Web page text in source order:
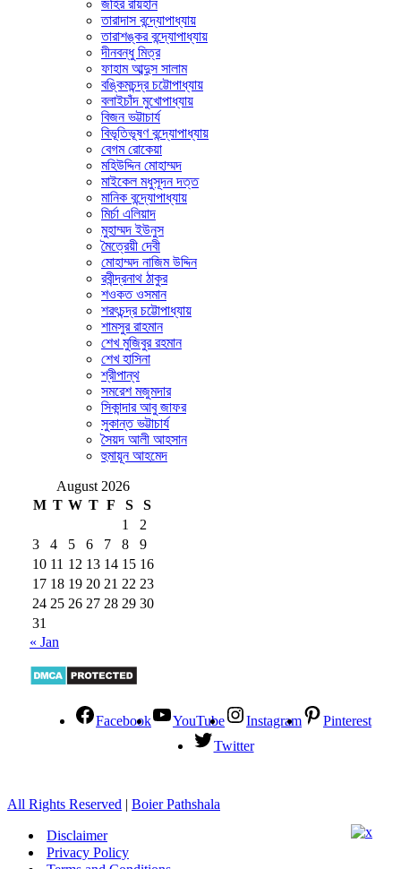
জহির রায়হান
তারাদাস বন্দ্যোপাধ্যায়
তারাশঙ্কর বন্দ্যোপাধ্যায়
দীনবন্ধু মিত্র
ফাহাম আব্দুস সালাম
বঙ্কিমচন্দ্র চট্টোপাধ্যায়
বলাইচাঁদ মুখোপাধ্যায়
বিজন ভট্টাচার্য
বিভূতিভূষণ বন্দ্যোপাধ্যায়
বেগম রোকেয়া
মহিউদ্দিন মোহাম্মদ
মাইকেল মধুসূদন দত্ত
মানিক বন্দ্যোপাধ্যায়
মির্চা এলিয়াদ
মুহাম্মদ ইউনুস
মৈত্রেয়ী দেবী
মোহাম্মদ নাজিম উদ্দিন
রবীন্দ্রনাথ ঠাকুর
শওকত ওসমান
শরৎচন্দ্র চট্টোপাধ্যায়
শামসুর রাহমান
শেখ মুজিবুর রহমান
শেখ হাসিনা
শ্রীপান্থ
সমরেশ মজুমদার
সিকান্দার আবু জাফর
সুকান্ত ভট্টাচার্য
সৈয়দ আলী আহসান
হুমায়ূন আহমেদ
August 2026
M T W T F S
S
1
2
3
4 5 6 7 8
9
10 11 12 13 14 15 16
17 18 19 20 21 22 23
24 25 26 27 28 29 30
31
« Jan
Facebook YouTube Instagram
Pinterest
Twitter
All Rights Reserved | Boier Pathshala
Disclaimer
Privacy Policy